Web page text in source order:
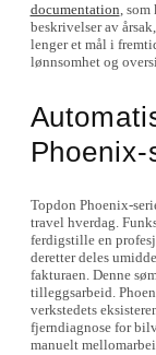
documentation, som
beskrivelser av
lenger et mål i
lønnsomhet og
Phoenix-
Topdon Phoenix-
travel hverdag.
ferdigstille en
deretter deles
fakturaen. Denne
tilleggsarbeid.
verkstedets
fjerndiagnose for
manuelt